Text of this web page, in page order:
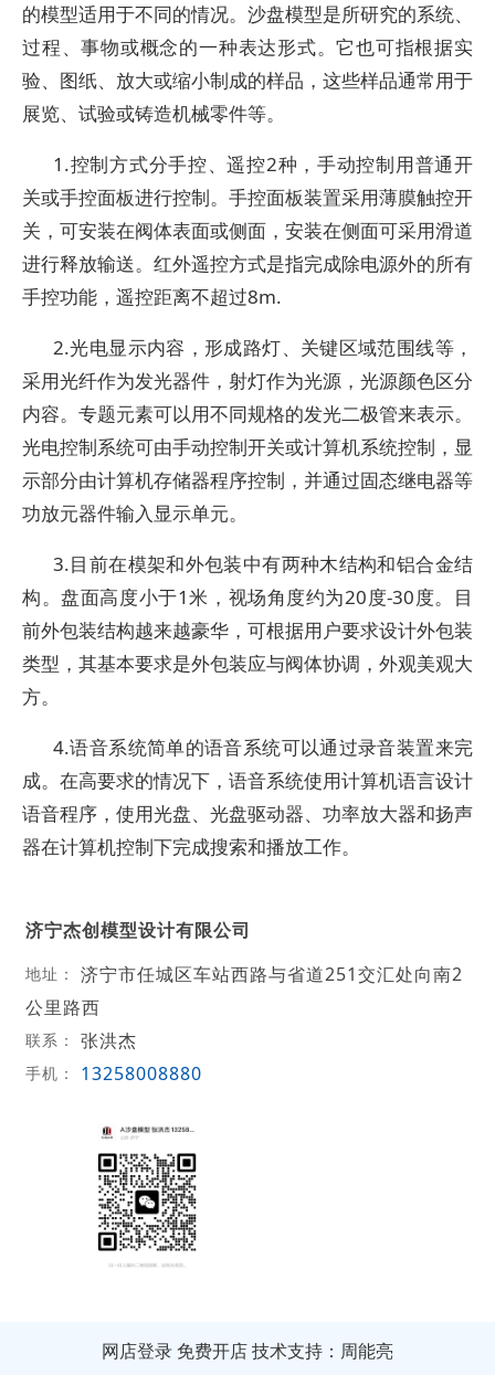
的模型适用于不同的情况。沙盘模型是所研究的系统、
过程、事物或概念的一种表达形式。它也可指根据实
验、图纸、放大或缩小制成的样品，这些样品通常用于
展览、试验或铸造机械零件等。
1.控制方式分手控、遥控2种，手动控制用普通开
关或手控面板进行控制。手控面板装置采用薄膜触控开
关，可安装在阀体表面或侧面，安装在侧面可采用滑道
进行释放输送。红外遥控方式是指完成除电源外的所有
手控功能，遥控距离不超过8m.
2.光电显示内容，形成路灯、关键区域范围线等，
采用光纤作为发光器件，射灯作为光源，光源颜色区分
内容。专题元素可以用不同规格的发光二极管来表示。
光电控制系统可由手动控制开关或计算机系统控制，显
示部分由计算机存储器程序控制，并通过固态继电器等
功放元器件输入显示单元。
3.目前在模架和外包装中有两种木结构和铝合金结
构。盘面高度小于1米，视场角度约为20度-30度。目
前外包装结构越来越豪华，可根据用户要求设计外包装
类型，其基本要求是外包装应与阀体协调，外观美观大
方。
4.语音系统简单的语音系统可以通过录音装置来完
成。在高要求的情况下，语音系统使用计算机语言设计
语音程序，使用光盘、光盘驱动器、功率放大器和扬声
器在计算机控制下完成搜索和播放工作。
济宁杰创模型设计有限公司
地址：
济宁市任城区车站西路与省道251交汇处向南2
公里路西
联系： 张洪杰
手机： 13258008880
网店登录 免费开店技术支持：周能亮